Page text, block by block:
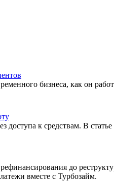
бизнеса, как он
доступа к средствам. В
до
вместе с Турбозайм.